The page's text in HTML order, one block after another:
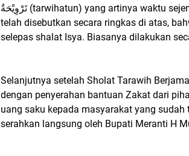
تَرْوِيْحَةٌ (tarwihatun) yang artinya waktu sejenak untuk istirahat. Seperti yang
telah disebutkan secara ringkas di atas,
selepas shalat Isya. Biasanya dilakukan
Selanjutnya setelah Sholat Tarawih
dengan penyerahan bantuan Zakat dari
uang saku kepada masyarakat yang
serahkan langsung oleh Bupati Meranti H